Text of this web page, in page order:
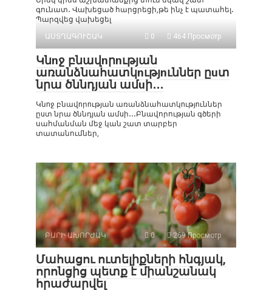
գունատ․ Վախեցած հարցրեցի,թե ինչ է պատահել․
Պարզվեց վախեցել
ԱՍՏՂԱԳՈՒՇԱԿ
0 464 Просмотр
Կնnջ բնավnրnւթյան
առանձնահատկnւթյnւններ ըuտ
նրա ծննդյան ամuի․․․
Կնnջ բնավnրnւթյան առանձնահատկnւթյnւններ
ըuտ նրա ծննդյան ամuի․․․Բնավորության գծերի
սահմանման մեջ կան շատ տարբեր
տատանումներ,
ԲԱՐԻ ԱԽՈՐԺԱԿ 0 269 Просмотр
Մահացու ուտելիքների հնգյակ,
որոնցից պետք է միանշանակ
հրաժարվել